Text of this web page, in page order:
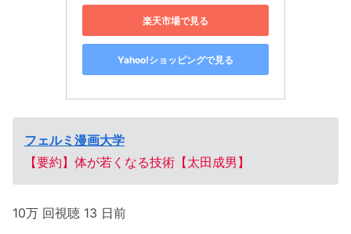
楽天市場で見る
Yahoo!ショッピングで見る
フェルミ漫画大学
【要約】体が若くなる技術【太田成男】
10万 回視聴 13 日前